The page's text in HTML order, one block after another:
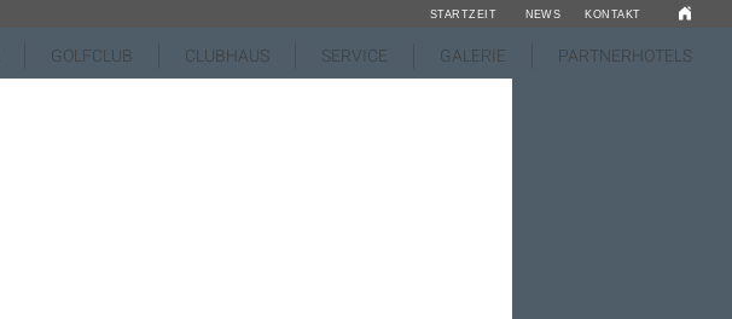
GOLFCLUB CLUBHAUS SERVICE GALERIE PARTNERHOTELS
STARTZEIT NEWS KONTAKT